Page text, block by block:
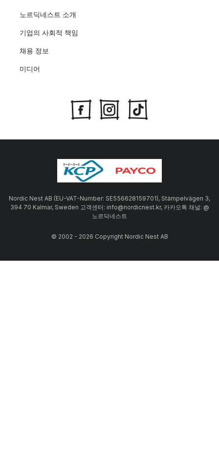
노르딕네스트 소개
기업의 사회적 책임
채용 정보
미디어
Nordic Nest AB (EU-VAT-Number: SE556628159701), Stämpelvägen 3,
394 70 Kalmar, Sweden 고객센터: info@nordicnest.kr, 카카오톡 채널: @
노르딕네스트
© 2002 - 2026 Copyright Nordic Nest AB